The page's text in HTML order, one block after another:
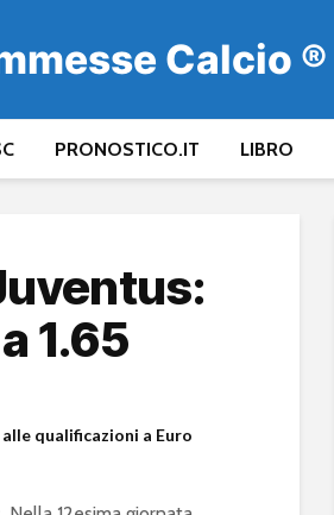
Calcio ®
PRONOSTICO.IT LIBRO
1.65
qualificazioni a Euro